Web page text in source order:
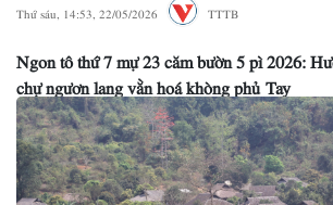
Thứ sáu, 14:53, 22/05/2026 TTTB
Ngon tô thứ 7 mự 23 căm bườn 5 pì 2026:
chự ngươn lang vằn hoá khòng phủ Tay